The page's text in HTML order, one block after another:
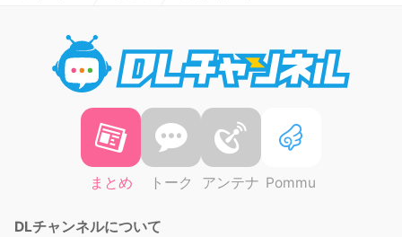
まとめ トーク アンテナ Pommu
DLチャンネルについて